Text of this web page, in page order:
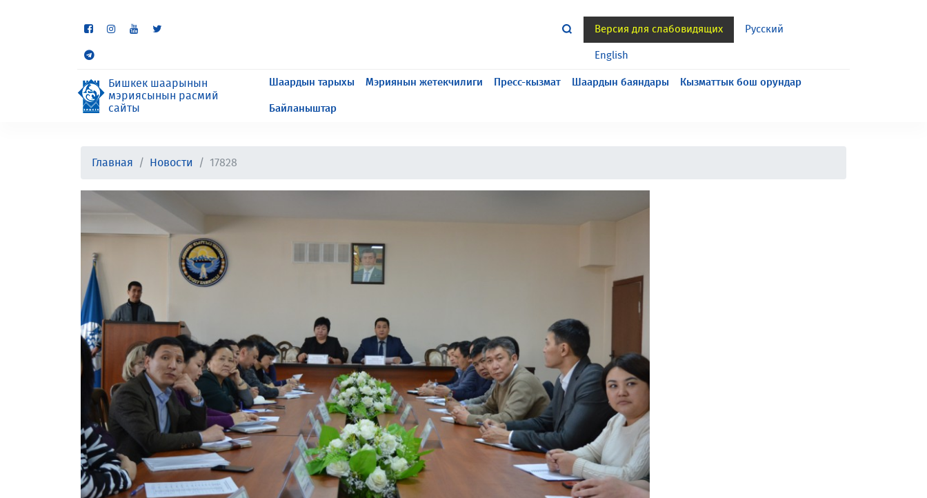
Версия для слабовидящих Русский
English
Бишкек шаарынын
мэриясынын расмий
сайты
Шаардын тарыхы Мэриянын жетекчилиги Пресс-кызмат Шаардын баяндары Кызматтык бош орундар
Байланыштар
Главная Новости 17828